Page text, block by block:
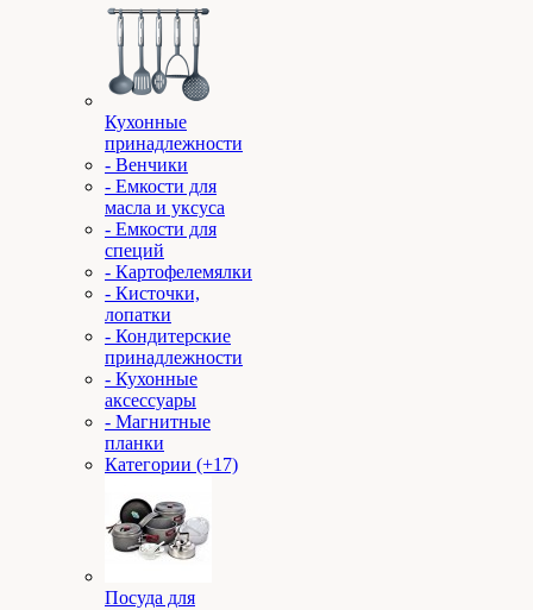
Кухонные
принадлежности
- Венчики
- Емкости для
масла и уксуса
- Емкости для
специй
- Картофелемялки
- Кисточки,
лопатки
- Кондитерские
принадлежности
- Кухонные
аксессуары
- Магнитные
планки
Категории (+17)
Посуда для